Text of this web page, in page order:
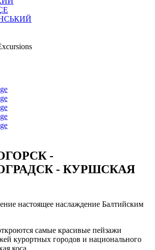
-
- КУРШСКАЯ
настоящее наслаждение Балтийским
самые красивые пейзажи
курортных городов и национального
коса.